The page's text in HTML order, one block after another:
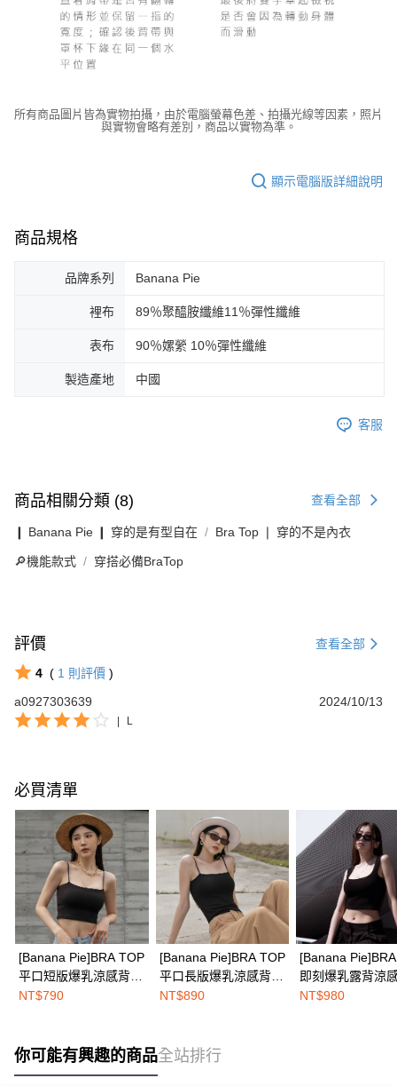
所有商品圖片皆為實物拍攝，由於電腦螢幕色差、拍攝光線等因素，照片
與實物會略有差別，商品以實物為準。
顯示電腦版詳細說明
商品規格
品牌系列 Banana Pie
裡布 89％聚醯胺纖維11％彈性纖維
表布 90％嫘縈 10％彈性纖維
製造產地 中國
客服
商品相關分類 (8) 查看全部
❙ Banana Pie ❙ 穿的是有型自在 Bra Top ❘ 穿的不是內衣
🔎機能款式 穿搭必備BraTop
評價 查看全部
4 ( 1 則評價 )
a0927303639
2024/10/13
L
必買清單
[Banana Pie]BRA TOP
平口短版爆乳涼感背
心-蘇拉熱黑
NT$790
[Banana Pie]BRA TOP
平口長版爆乳涼感背
心-蘇拉熱黑
NT$890
[Banana
即刻爆乳露背涼
黑影
NT$980
你可能有興趣的商品全站排行